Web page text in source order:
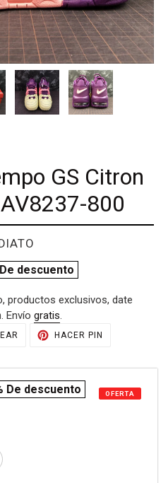
GS Citron
800
descuento
productos exclusivos, date
Envío gratis.
TUITEARHACER PIN
De descuento OFERTA